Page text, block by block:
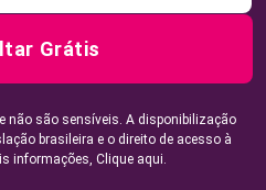
Grátis
não são sensíveis. A disponibilização
brasileira e o direito de acesso à
informações, Clique aqui.